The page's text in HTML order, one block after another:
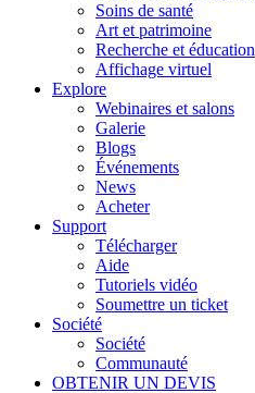
Soins de santé
Art et patrimoine
Recherche et éducation
Affichage virtuel
Explore
Webinaires et salons
Galerie
Blogs
Événements
News
Acheter
Support
Télécharger
Aide
Tutoriels vidéo
Soumettre un ticket
Société
Société
Communauté
OBTENIR UN DEVIS